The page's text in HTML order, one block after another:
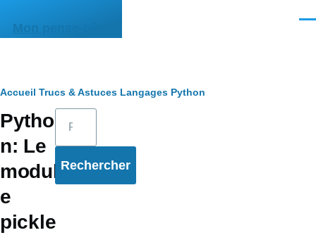
Mon pense-bête
Fil
d'Ariane
Accueil Trucs & Astuces Langages Python
Pytho
n: Le
modul
e
pickle